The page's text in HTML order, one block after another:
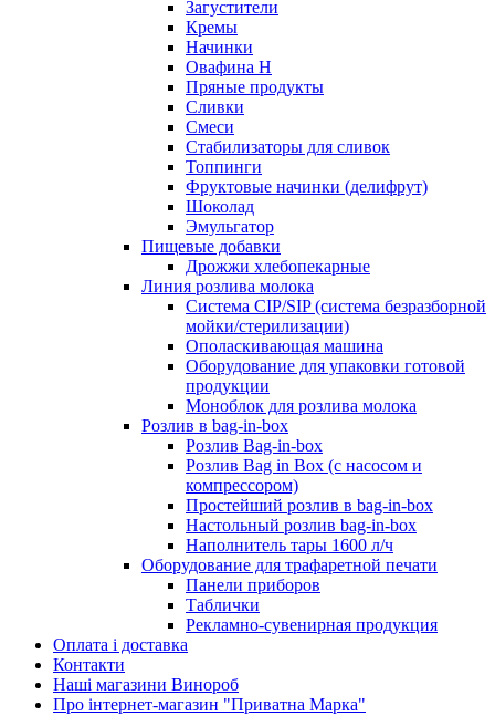
Загустители
Кремы
Начинки
Овафина Н
Пряные продукты
Сливки
Смеси
Стабилизаторы для сливок
Топпинги
Фруктовые начинки (делифрут)
Шоколад
Эмульгатор
Пищевые добавки
Дрожжи хлебопекарные
Линия розлива молока
Система CIP/SIP (система безразборной
мойки/стерилизации)
Ополаскивающая машина
Оборудование для упаковки готовой
продукции
Моноблок для розлива молока
Розлив в bag-in-box
Розлив Bag-in-box
Розлив Bag in Box (с насосом и
компрессором)
Простейший розлив в bag-in-box
Настольный розлив bag-in-box
Наполнитель тары 1600 л/ч
Оборудование для трафаретной печати
Панели приборов
Таблички
Рекламно-сувенирная продукция
Оплата і доставка
Контакти
Наші магазини Винороб
Про інтернет-магазин "Приватна Марка"